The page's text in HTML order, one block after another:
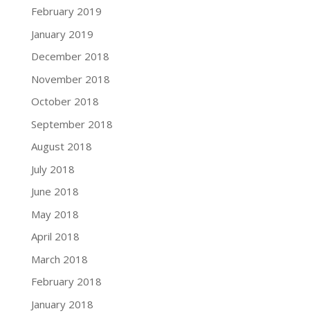
February 2019
January 2019
December 2018
November 2018
October 2018
September 2018
August 2018
July 2018
June 2018
May 2018
April 2018
March 2018
February 2018
January 2018